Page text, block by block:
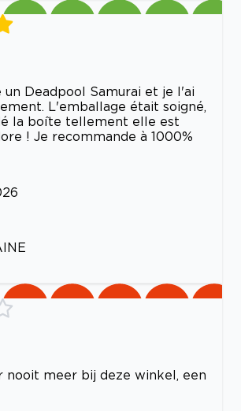
un Deadpool Samurai et je l'ai
L'emballage était soigné,
la boîte tellement elle est
! Je recommande à 1000%
nooit meer bij deze winkel, een